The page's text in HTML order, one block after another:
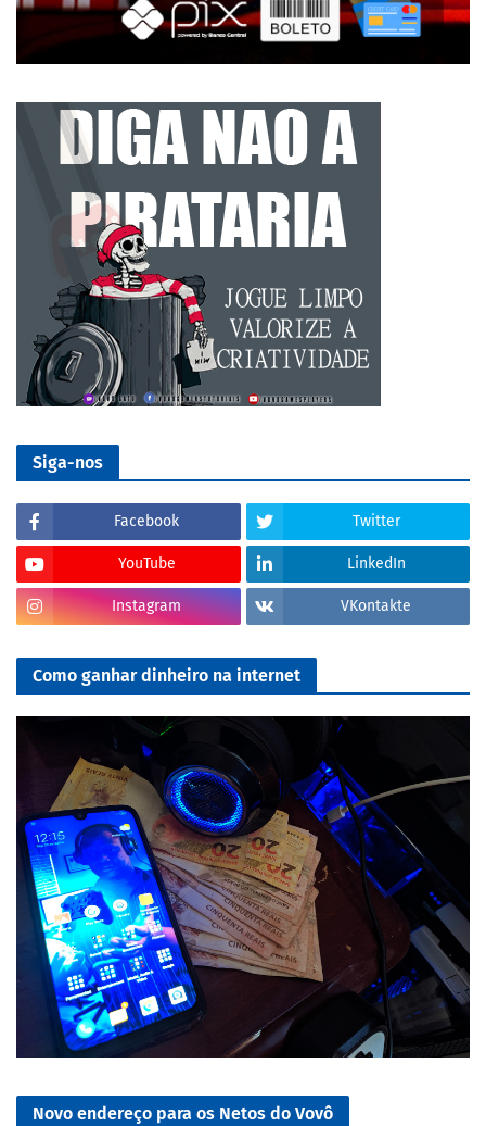
Siga-nos
Facebook Twitter
YouTube LinkedIn
Instagram VKontakte
Como ganhar dinheiro na internet
Novo endereço para os Netos do Vovô